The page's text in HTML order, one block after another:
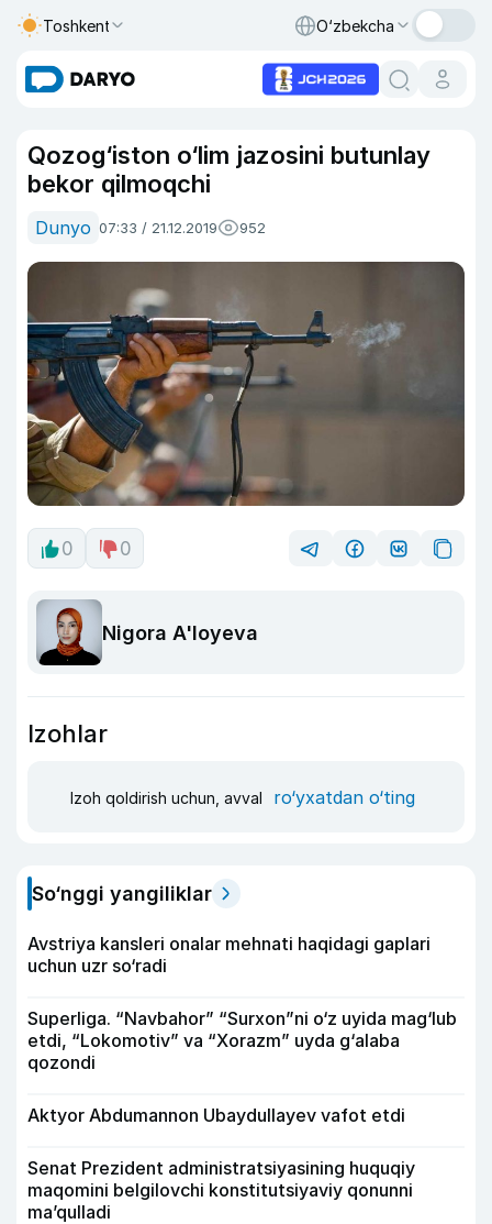
Toshkent O‘zbekcha
Qozog‘iston o‘lim jazosini butunlay
bekor qilmoqchi
Dunyo 07:33 / 21.12.2019 952
0 0
Nigora A'loyeva
Izohlar
Izoh qoldirish uchun, avval ro‘yxatdan o‘ting
So‘nggi yangiliklar
Avstriya kansleri onalar mehnati haqidagi gaplari
uchun uzr so‘radi
Superliga. “Navbahor” “Surxon”ni o‘z uyida mag‘lub
etdi, “Lokomotiv” va “Xorazm” uyda g‘alaba
qozondi
Aktyor Abdu­mannon Ubaydullayev vafot etdi
Senat Prezident administratsiyasining huquqiy
maqomini belgilovchi konstitutsiyaviy qonunni
ma’qulladi